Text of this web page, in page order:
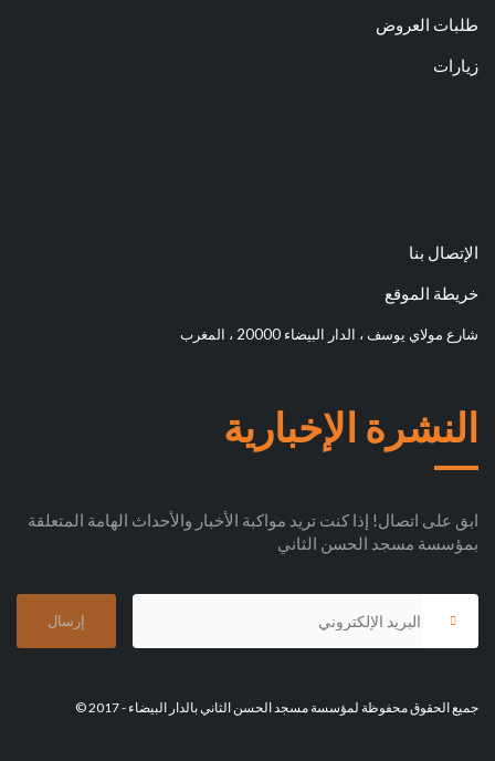
طلبات العروض
زيارات
الإتصال بنا
خريطة الموقع
شارع مولاي يوسف ، الدار البيضاء 20000 ، المغرب
النشرة الإخبارية
ابق على اتصال! إذا كنت تريد مواكبة الأخبار والأحداث الهامة المتعلقة
بمؤسسة مسجد الحسن الثاني
جميع الحقوق محفوظة لمؤسسة مسجد الحسن الثاني بالدار البيضاء - 2017 ©